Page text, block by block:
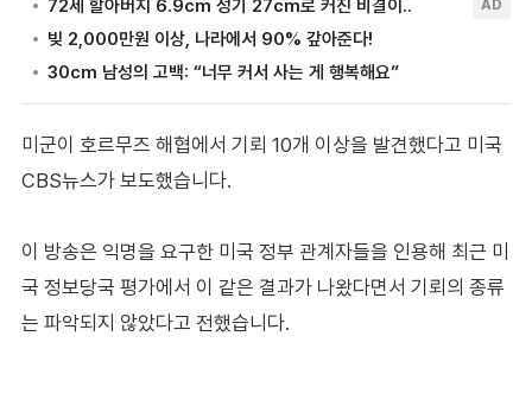
미군이 호르무즈 해협에서 기뢰 10개 이상을 발견했다고 미국
CBS뉴스가 보도했습니다.
이 방송은 익명을 요구한 미국 정부 관계자들을 인용해 최근 미
국 정보당국 평가에서 이 같은 결과가 나왔다면서 기뢰의 종류
는 파악되지 않았다고 전했습니다.